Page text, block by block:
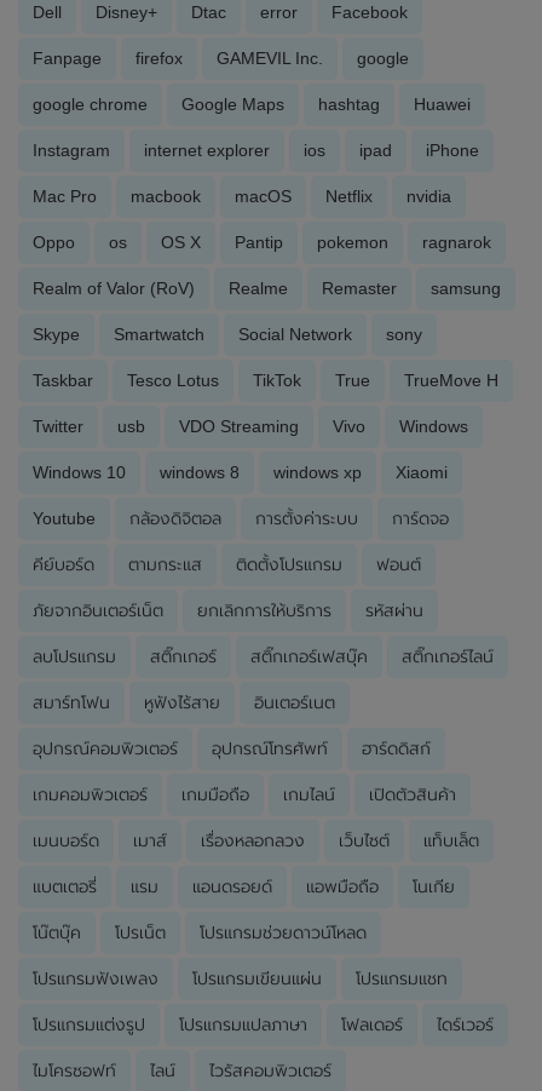
Dell Disney+ Dtac error Facebook
Fanpage firefox GAMEVIL Inc. google
google chrome Google Maps hashtag Huawei
Instagram internet explorer ios ipad iPhone
Mac Pro macbook macOS Netflix nvidia
Oppo os OS X Pantip pokemon ragnarok
Realm of Valor (RoV) Realme Remaster samsung
Skype Smartwatch Social Network sony
Taskbar Tesco Lotus TikTok True TrueMove H
Twitter usb VDO Streaming Vivo Windows
Windows 10 windows 8 windows xp Xiaomi
Youtube กล้องดิจิตอล การตั้งค่าระบบ การ์ดจอ
คีย์บอร์ด ตามกระแส ติดตั้งโปรแกรม ฟอนต์
ภัยจากอินเตอร์เน็ต ยกเลิกการให้บริการ รหัสผ่าน
ลบโปรแกรม สติ๊กเกอร์ สติ๊กเกอร์เฟสบุ๊ค สติ๊กเกอร์ไลน์
สมาร์ทโฟน หูฟังไร้สาย อินเตอร์เนต
อุปกรณ์คอมพิวเตอร์ อุปกรณ์โทรศัพท์ ฮาร์ดดิสก์
เกมคอมพิวเตอร์ เกมมือถือ เกมไลน์ เปิดตัวสินค้า
เมนบอร์ด เมาส์ เรื่องหลอกลวง เว็บไซต์ แท็บเล็ต
แบตเตอรี่ แรม แอนดรอยด์ แอพมือถือ โนเกีย
โน๊ตบุ๊ค โปรเน็ต โปรแกรมช่วยดาวน์โหลด
โปรแกรมฟังเพลง โปรแกรมเขียนแผ่น โปรแกรมแชท
โปรแกรมแต่งรูป โปรแกรมแปลภาษา โฟลเดอร์ ไดร์เวอร์
ไมโครซอฟท์ ไลน์ ไวรัสคอมพิวเตอร์